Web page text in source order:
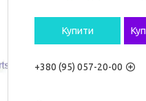
Купити
+380 (95) 057-20-00